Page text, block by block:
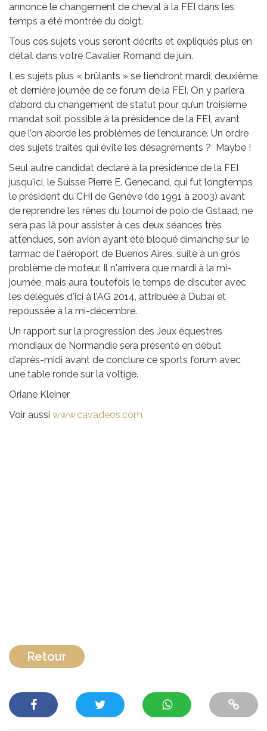
annoncé le changement de cheval à la FEI dans les
temps a été montrée du doigt.
Tous ces sujets vous seront décrits et expliqués plus en
détail dans votre Cavalier Romand de juin.
Les sujets plus « brûlants » se tiendront mardi, deuxième
et dernière journée de ce forum de la FEI. On y parlera
d’abord du changement de statut pour qu’un troisième
mandat soit possible à la présidence de la FEI, avant
que l’on aborde les problèmes de l’endurance. Un ordre
des sujets traités qui évite les désagréments ? Maybe !
Seul autre candidat déclaré à la présidence de la FEI
jusqu'ici, le Suisse Pierre E. Genecand, qui fut longtemps
le président du CHI de Genève (de 1991 à 2003) avant
de reprendre les rênes du tournoi de polo de Gstaad, ne
sera pas là pour assister à ces deux séances très
attendues, son avion ayant été bloqué dimanche sur le
tarmac de l'aéroport de Buenos Aires, suite à un gros
problème de moteur. Il n'arrivera que mardi à la mi-
journée, mais aura toutefois le temps de discuter avec
les délégués d'ici à l'AG 2014, attribuée à Dubaï et
repoussée à la mi-décembre.
Un rapport sur la progression des Jeux équestres
mondiaux de Normandie sera présenté en début
d’après-midi avant de conclure ce sports forum avec
une table ronde sur la voltige.
Oriane Kleiner
Voir aussi www.cavadeos.com
Retour